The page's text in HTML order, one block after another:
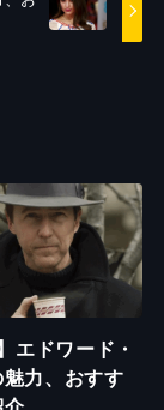
エドワード・
魅力、おすす